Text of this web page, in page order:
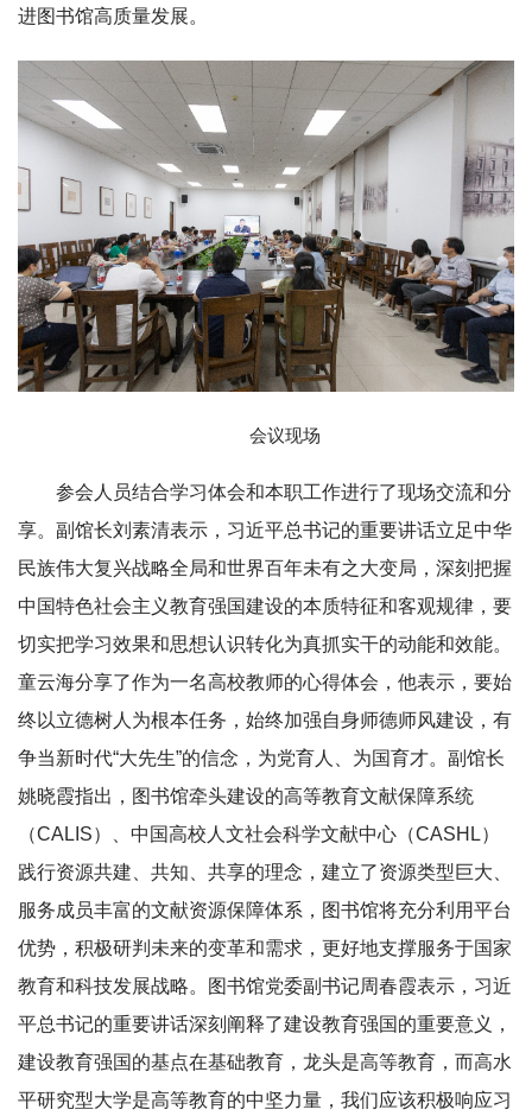
进图书馆高质量发展。
会议现场
参会人员结合学习体会和本职工作进行了现场交流和分
享。副馆长刘素清表示，习近平总书记的重要讲话立足中华
民族伟大复兴战略全局和世界百年未有之大变局，深刻把握
中国特色社会主义教育强国建设的本质特征和客观规律，要
切实把学习效果和思想认识转化为真抓实干的动能和效能。
童云海分享了作为一名高校教师的心得体会，他表示，要始
终以立德树人为根本任务，始终加强自身师德师风建设，有
争当新时代“大先生”的信念，为党育人、为国育才。副馆长
姚晓霞指出，图书馆牵头建设的高等教育文献保障系统
（CALIS）、中国高校人文社会科学文献中心（CASHL）
践行资源共建、共知、共享的理念，建立了资源类型巨大、
服务成员丰富的文献资源保障体系，图书馆将充分利用平台
优势，积极研判未来的变革和需求，更好地支撑服务于国家
教育和科技发展战略。图书馆党委副书记周春霞表示，习近
平总书记的重要讲话深刻阐释了建设教育强国的重要意义，
建设教育强国的基点在基础教育，龙头是高等教育，而高水
平研究型大学是高等教育的中坚力量，我们应该积极响应习